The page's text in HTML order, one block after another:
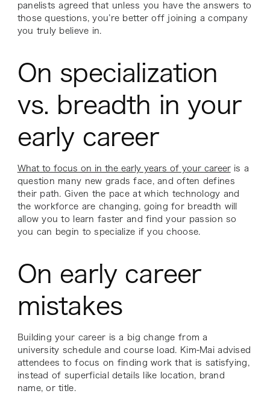
panelists agreed that unless you have the answers to
those questions, you’re better off joining a company
you truly believe in.
On specialization
vs. breadth in your
early career
What to focus on in the early years of your careeris a
question many new grads face, and often defines
their path. Given the pace at which technology and
the workforce are changing, going for breadth will
allow you to learn faster and find your passion so
you can begin to specialize if you choose.
On early career
mistakes
Building your career is a big change from a
university schedule and course load. Kim-Mai advised
attendees to focus on finding work that is satisfying,
instead of superficial details like location, brand
name, or title.